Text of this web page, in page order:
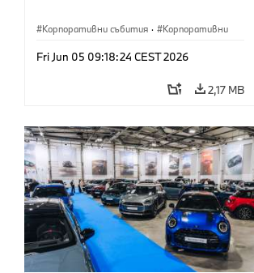
Корпоративни събития · Корпоративни
Fri Jun 05 09:18:24 CEST 2026
2,17 MB